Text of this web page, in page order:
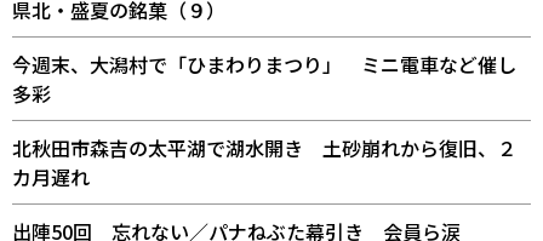
県北・盛夏の銘菓（９）
今週末、大潟村で「ひまわりまつり」 ミニ電車など催し
多彩
北秋田市森吉の太平湖で湖水開き 土砂崩れから復旧、２
カ月遅れ
出陣50回 忘れない／パナねぶた幕引き 会員ら涙